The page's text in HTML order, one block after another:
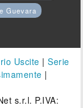
Guevara
Uscite |Serie
|
s.r.l. P.IVA: